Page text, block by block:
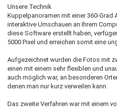
Unsere Technik
Kuppelpanoramen mit einer 360-Grad
interaktive Umschauen an Ihrem
diese Software erstellt haben,
5000 Pixel und erreichen somit eine
Aufgezeichnet wurden die Fotos mit
einen mit einem sehr flexiblen und
auch möglich war, an besonderen
denen man nur kurz verweilen kann.
Das zweite Verfahren war mit einem